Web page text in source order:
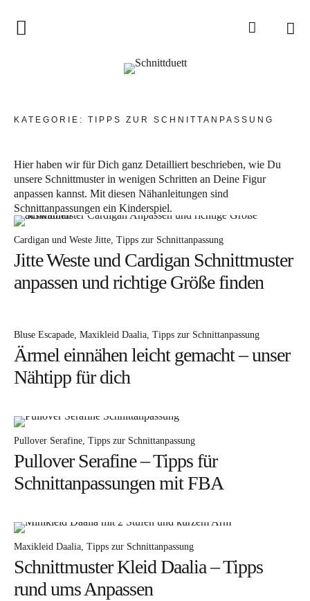
Home
Inspirationen
Schnittmuster-Hacks
Sewalong
Stoffempfehlungen
Tipps zur Schnittanpassung
Bye!
InstagramFacebookPinterestTweed
KATEGORIE: TIPPS ZUR SCHNITTANPASSUNG
Hier haben wir für Dich ganz Detailliert beschrieben, wie Du
unsere Schnittmuster in wenigen Schritten an Deine Figur
anpassen kannst. Mit diesen Nähanleitungen sind
Schnittanpassungen ein Kinderspiel.
Cardigan und Weste Jitte Tipps zur Schnittanpassung
Jitte Weste und Cardigan Schnittmuster
anpassen und richtige Größe finden
Bluse Escapade Maxikleid Daalia Tipps zur Schnittanpassung
Ärmel einnähen leicht gemacht – unser
Nähtipp für dich
Pullover Serafine Tipps zur Schnittanpassung
Pullover Serafine – Tipps für
Schnittanpassungen mit FBA
Maxikleid Daalia Tipps zur Schnittanpassung
Schnittmuster Kleid Daalia – Tipps
rund ums Anpassen